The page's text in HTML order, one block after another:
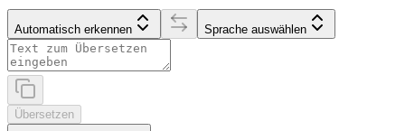
Automatisch erkennen Sprache auswählen
Übersetzen